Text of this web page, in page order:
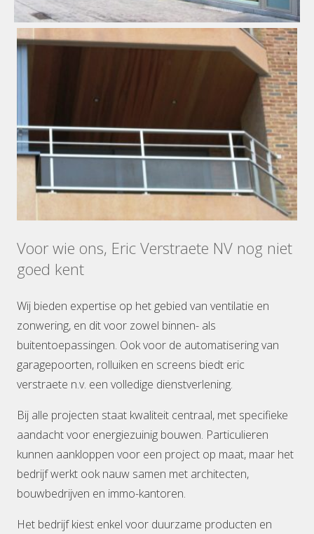
Voor wie ons, Eric Verstraete NV nog niet
goed kent
Wij bieden expertise op het gebied van ventilatie en
zonwering, en dit voor zowel binnen- als
buitentoepassingen. Ook voor de automatisering van
garagepoorten, rolluiken en screens biedt eric
verstraete n.v. een volledige dienstverlening.
Bij alle projecten staat kwaliteit centraal, met specifieke
aandacht voor energiezuinig bouwen. Particulieren
kunnen aankloppen voor een project op maat, maar het
bedrijf werkt ook nauw samen met architecten,
bouwbedrijven en immo-kantoren.
Het bedrijf kiest enkel voor duurzame producten en